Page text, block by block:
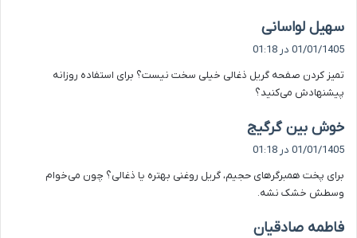
سهیل لواسانی
ف
:
01/01/1405 در 01:18
تمیز کردن صفحه گریل ذغالی خیلی سخت نیست؟ برای استفاده روزانه
پیشنهادش می‌کنید؟
خوش بین گرگیج
:
01/01/1405 در 01:18
برای پخت همبرگرهای حجیم، گریل روغنی بهتره یا ذغالی؟ چون می‌خوام
وسطش خشک نشه.
فاطمه صادقیان